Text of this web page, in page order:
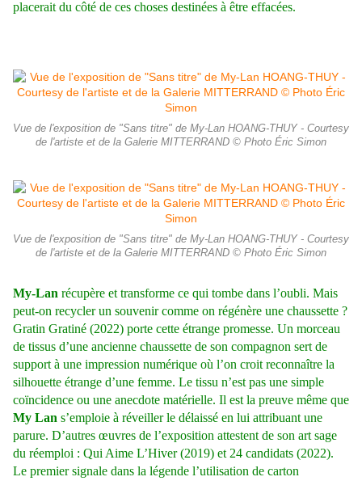
placerait du côté de ces choses destinées à être effacées.
Vue de l'exposition de "Sans titre" de My-Lan HOANG-THUY - Courtesy
de l'artiste et de la Galerie MITTERRAND © Photo Éric Simon
Vue de l'exposition de "Sans titre" de My-Lan HOANG-THUY - Courtesy
de l'artiste et de la Galerie MITTERRAND © Photo Éric Simon
My-Lan récupère et transforme ce qui tombe dans l’oubli. Mais
peut-on recycler un souvenir comme on régénère une chaussette ?
Gratin Gratiné (2022) porte cette étrange promesse. Un morceau
de tissus d’une ancienne chaussette de son compagnon sert de
support à une impression numérique où l’on croit reconnaître la
silhouette étrange d’une femme. Le tissu n’est pas une simple
coïncidence ou une anecdote matérielle. Il est la preuve même que
My Lan s’emploie à réveiller le délaissé en lui attribuant une
parure. D’autres œuvres de l’exposition attestent de son art sage
du réemploi : Qui Aime L’Hiver (2019) et 24 candidats (2022).
Le premier signale dans la légende l’utilisation de carton